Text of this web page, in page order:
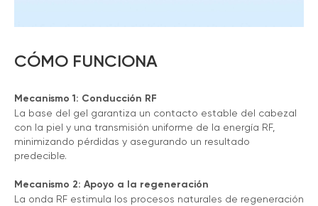
CÓMO FUNCIONA
Mecanismo 1: Conducción RF
La base del gel garantiza un contacto estable del cabezal
con la piel y una transmisión uniforme de la energía RF,
minimizando pérdidas y asegurando un resultado
predecible.
Mecanismo 2: Apoyo a la regeneración
La onda RF estimula los procesos naturales de regeneración